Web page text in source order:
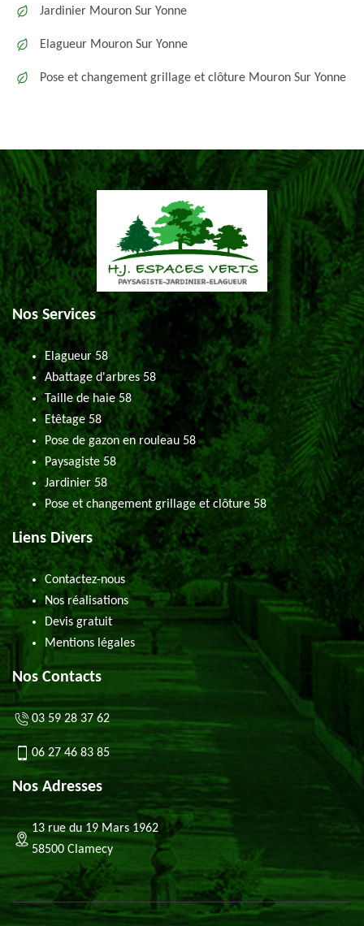
Jardinier Mouron Sur Yonne
Elagueur Mouron Sur Yonne
Pose et changement grillage et clôture Mouron Sur Yonne
Nos Services
Elagueur 58
Abattage d'arbres 58
Taille de haie 58
Etêtage 58
Pose de gazon en rouleau 58
Paysagiste 58
Jardinier 58
Pose et changement grillage et clôture 58
Liens Divers
Contactez-nous
Nos réalisations
Devis gratuit
Mentions légales
Nos Contacts
03 59 28 37 62
06 27 46 83 85
Nos Adresses
13 rue du 19 Mars 1962
58500 Clamecy